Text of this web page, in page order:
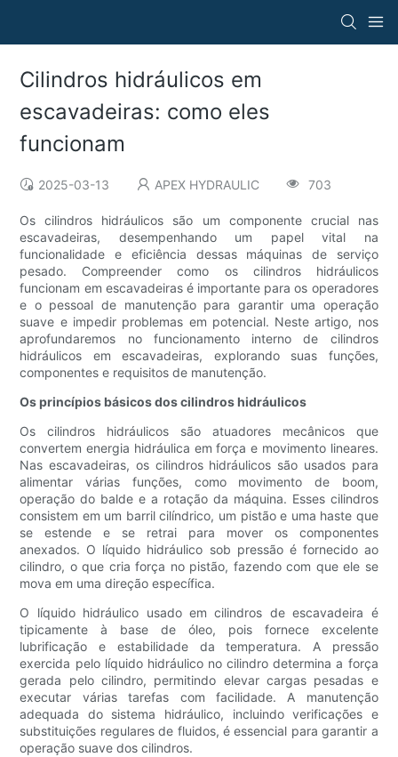
Cilindros hidráulicos em
escavadeiras: como eles
funcionam
2025-03-13 APEX HYDRAULIC 703
Os cilindros hidráulicos são um componente crucial nas
escavadeiras, desempenhando um papel vital na
funcionalidade e eficiência dessas máquinas de serviço
pesado. Compreender como os cilindros hidráulicos
funcionam em escavadeiras é importante para os operadores
e o pessoal de manutenção para garantir uma operação
suave e impedir problemas em potencial. Neste artigo, nos
aprofundaremos no funcionamento interno de cilindros
hidráulicos em escavadeiras, explorando suas funções,
componentes e requisitos de manutenção.
Os princípios básicos dos cilindros hidráulicos
Os cilindros hidráulicos são atuadores mecânicos que
convertem energia hidráulica em força e movimento lineares.
Nas escavadeiras, os cilindros hidráulicos são usados ​​para
alimentar várias funções, como movimento de boom,
operação do balde e a rotação da máquina. Esses cilindros
consistem em um barril cilíndrico, um pistão e uma haste que
se estende e se retrai para mover os componentes
anexados. O líquido hidráulico sob pressão é fornecido ao
cilindro, o que cria força no pistão, fazendo com que ele se
mova em uma direção específica.
O líquido hidráulico usado em cilindros de escavadeira é
tipicamente à base de óleo, pois fornece excelente
lubrificação e estabilidade da temperatura. A pressão
exercida pelo líquido hidráulico no cilindro determina a força
gerada pelo cilindro, permitindo elevar cargas pesadas e
executar várias tarefas com facilidade. A manutenção
adequada do sistema hidráulico, incluindo verificações e
substituições regulares de fluidos, é essencial para garantir a
operação suave dos cilindros.